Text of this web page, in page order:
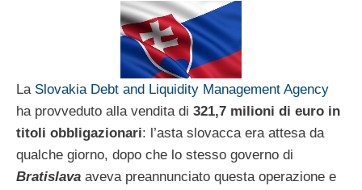
La Slovakia Debt and Liquidity Management Agency
ha provveduto alla vendita di 321,7 milioni di euro in
titoli obbligazionari: l’asta slovacca era attesa da
qualche giorno, dopo che lo stesso governo di
Bratislava aveva preannunciato questa operazione e